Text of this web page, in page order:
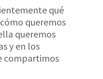
qué
queremos
queremos
y en los
compartimos